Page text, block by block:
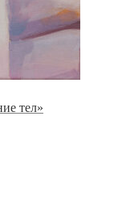
тел»